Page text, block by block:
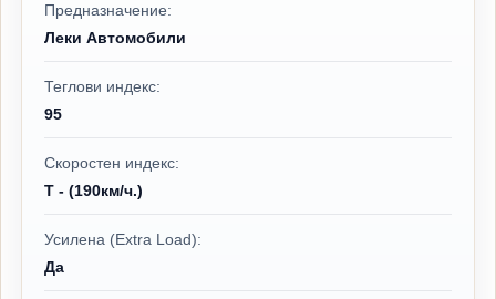
Предназначение:
Леки Автомобили
Теглови индекс:
95
Скоростен индекс:
T - (190км/ч.)
Усилена (Extra Load):
Да